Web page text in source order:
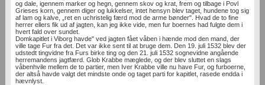
og dale, igennem marker og hegn, gennem skov og krat, frem og tilbage i Povl
Grieses korn, gennem diger og lukkelser, intet hensyn blev taget, hundene tog sig
af lam og kalve, „ret en uchristelig færd mod de arme bønder". Hvad de to fine
herrer ellers fik ud af jagten, kan jeg ikke vide, men fur­ boernes had fulgte dem i
hvert fald over sundet.
Domkapitlet i Viborg havde" ved jagten fået våben i hænde mod den mand, der
ville tage Fur fra det. Det var ikke sent til at bruge dem. Den 19. juli 1532 blev der
udstedt tingvidne fra Furs birke­ ting og den 21. juli 1532 sognevidne angående
herremandens jagtfærd. Glob Krabbe mæglede, og der blev sluttet en slags
våbenhvile mellem de to partier, men Iver Krabbe ville nu have Fur, og furboerne,
der altså havde valgt det mindste onde og taget parti for kapitlet, rasede endda i
hævnlyst.